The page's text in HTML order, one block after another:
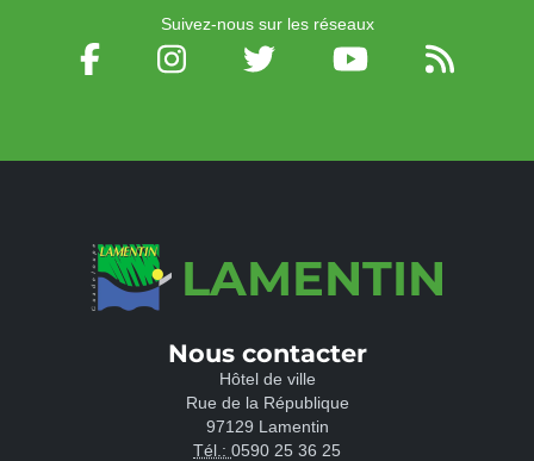
LAMENTIN
Nous contacter
Hôtel de ville
Rue de la République
97129 Lamentin
Tél.: 0590 25 36 25
Suivez-nous sur les réseaux